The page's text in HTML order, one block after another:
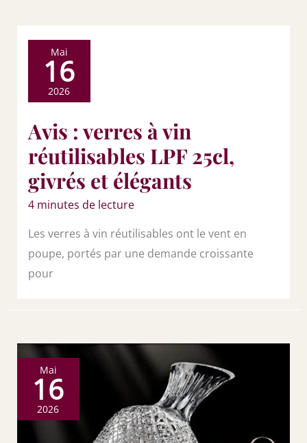
Mai
16
2026
Avis : verres à vin
réutilisables LPF 25cl,
givrés et élégants
4 minutes de lecture
Les verres à vin réutilisables ont le vent en
poupe, portés par une demande croissante
pour
Mai
16
2026